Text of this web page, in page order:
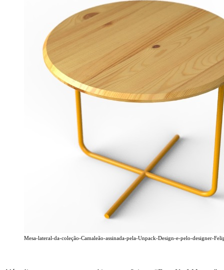
Mesa-lateral-da-coleção-Camaleão-assinada-pela-Unpack-Design-e-pelo-designer-